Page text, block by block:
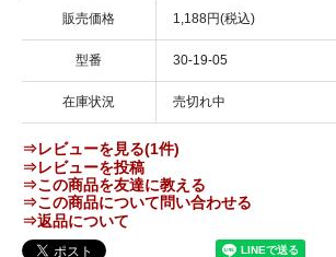
販売価格 1,188円(税込)
型番 30-19-05
在庫状況 売切れ中
⇒レビューを見る(1件)
⇒レビューを投稿
⇒この商品を友達に教える
⇒この商品について問い合わせる
⇒返品について